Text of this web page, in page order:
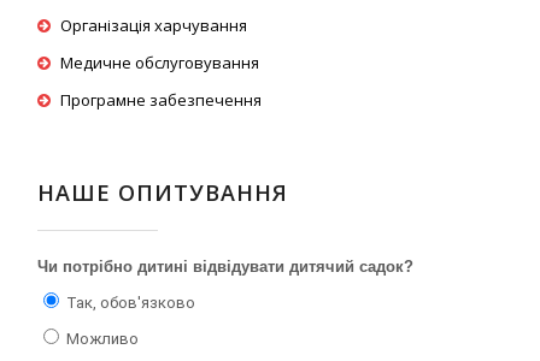
Організація харчування
Медичне обслуговування
Програмне забезпечення
НАШЕ ОПИТУВАННЯ
Чи потрібно дитині відвідувати дитячий садок?
Так, обов'язково
Можливо